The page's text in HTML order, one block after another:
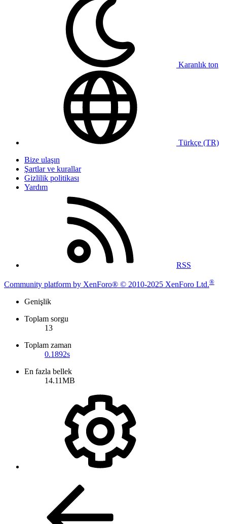
Karanlık ton
Türkçe (TR)
Bize ulaşın
Şartlar ve kurallar
Gizlilik politikası
Yardım
RSS
Community platform by XenForo® © 2010-2025 XenForo Ltd.®
Genişlik
Toplam sorgu
13
Toplam zaman
0.1892s
En fazla bellek
14.11MB